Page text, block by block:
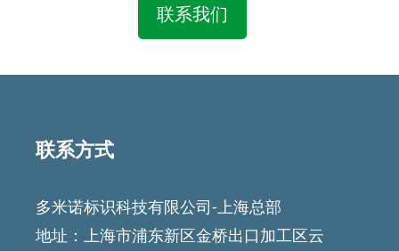
联系我们
联系方式
多米诺标识科技有限公司-上海总部
地址：上海市浦东新区金桥出口加工区云